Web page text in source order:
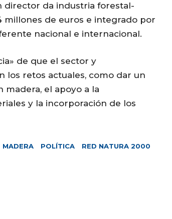
director da industria forestal-
millones de euros e integrado por
nacional e internacional.
de que el sector y
los retos actuales, como dar un
el apoyo a la
y la incorporación de los
MADERA POLÍTICA
RED NATURA 2000